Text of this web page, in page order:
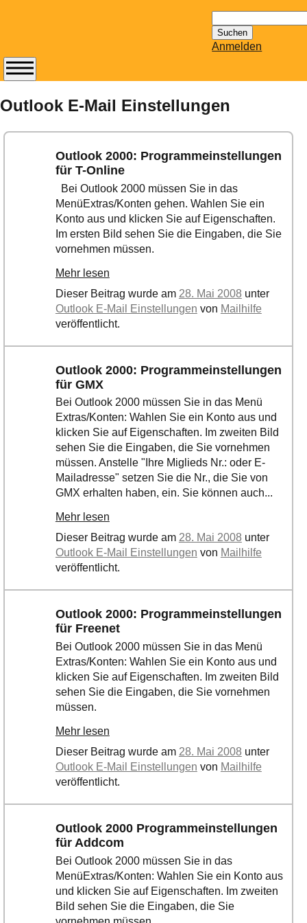
nach:
Anmelden
Outlook E-Mail Einstellungen
Outlook 2000: Programmeinstellungen
für T-Online
Bei Outlook 2000 müssen Sie in das
MenüExtras/Konten gehen. Wahlen Sie ein
Konto aus und klicken Sie auf Eigenschaften.
Im ersten Bild sehen Sie die Eingaben, die Sie
vornehmen müssen.
Mehr lesen
Dieser Beitrag wurde am 28. Mai 2008 unter
Outlook E-Mail Einstellungen von Mailhilfe
veröffentlicht.
Outlook 2000: Programmeinstellungen
für GMX
Bei Outlook 2000 müssen Sie in das Menü
Extras/Konten: Wahlen Sie ein Konto aus und
klicken Sie auf Eigenschaften. Im zweiten Bild
sehen Sie die Eingaben, die Sie vornehmen
müssen. Anstelle "Ihre Miglieds Nr.: oder E-
Mailadresse" setzen Sie die Nr., die Sie von
GMX erhalten haben, ein. Sie können auch...
Mehr lesen
Dieser Beitrag wurde am 28. Mai 2008 unter
Outlook E-Mail Einstellungen von Mailhilfe
veröffentlicht.
Outlook 2000: Programmeinstellungen
für Freenet
Bei Outlook 2000 müssen Sie in das Menü
Extras/Konten: Wahlen Sie ein Konto aus und
klicken Sie auf Eigenschaften. Im zweiten Bild
sehen Sie die Eingaben, die Sie vornehmen
müssen.
Mehr lesen
Dieser Beitrag wurde am 28. Mai 2008 unter
Outlook E-Mail Einstellungen von Mailhilfe
veröffentlicht.
Outlook 2000 Programmeinstellungen
für Addcom
Bei Outlook 2000 müssen Sie in das
MenüExtras/Konten: Wahlen Sie ein Konto aus
und klicken Sie auf Eigenschaften. Im zweiten
Bild sehen Sie die Eingaben, die Sie
Abonnieren Sie den
14-tägig
Newsletter von
Mailhilfe.de
kostenlos.
Tipps zu Thema
Email für Sie
bereithält!
Wie z.B. Outlook,
oder auch
KuNoMail, usw.
Ihre E-Mail
Adresse:
E-Mail
E-Mail bestätigen